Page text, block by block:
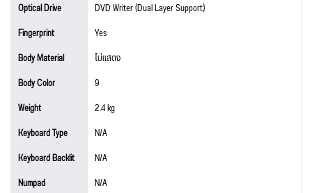
Optical Drive
DVD Writer (Dual Layer Support)
Fingerprint
Yes
Body Material
ไม่แสดง
Body Color
9
Weight
2.4 kg
Keyboard Type
N/A
Keyboard Backlit
N/A
Numpad
N/A